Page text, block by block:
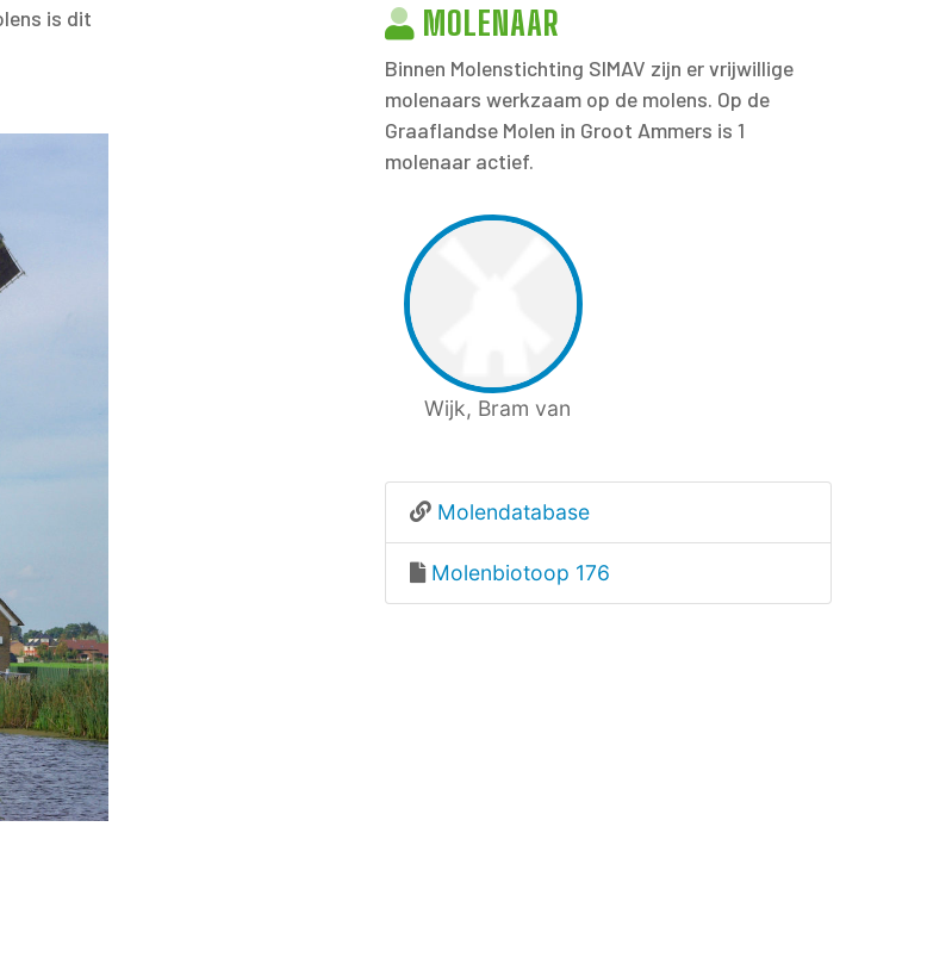
is dit
MOLENAAR
Binnen Molenstichting SIMAV zijn er vrijwillige
molenaars werkzaam op de molens. Op de
Graaflandse Molen in Groot Ammers is 1
molenaar actief.
Wijk, Bram van
Molendatabase
Molenbiotoop 176